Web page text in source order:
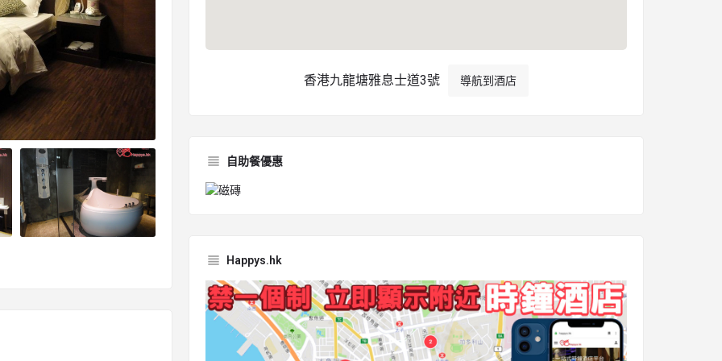
香港九龍塘雅息士道3號 導航到酒店
自助餐優惠
Happys.hk